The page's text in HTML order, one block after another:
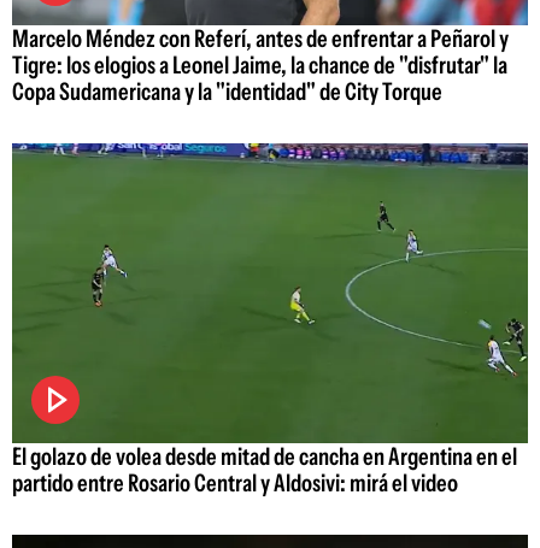
Marcelo Méndez con Referí, antes de enfrentar a Peñarol y
Tigre: los elogios a Leonel Jaime, la chance de "disfrutar" la
Copa Sudamericana y la "identidad" de City Torque
El golazo de volea desde mitad de cancha en Argentina en el
partido entre Rosario Central y Aldosivi: mirá el video